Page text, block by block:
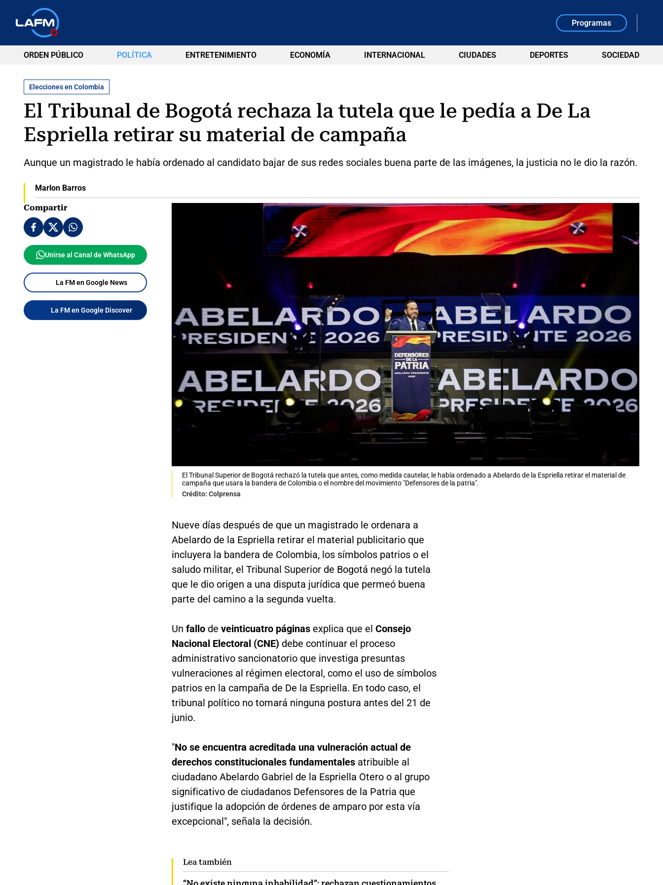
Programas
ORDEN PÚBLICO POLÍTICA ENTRETENIMIENTO ECONOMÍA INTERNACIONAL CIUDADES DEPORTES SOCIEDAD
Elecciones en Colombia
El Tribunal de Bogotá rechaza la tutela que le pedía a De La
Espriella retirar su material de campaña
Aunque un magistrado le había ordenado al candidato bajar de sus redes sociales buena parte de las imágenes, la justicia no le dio la razón.
Marlon Barros
Compartir
Unirse al Canal de WhatsApp
La FM en Google News
La FM en Google Discover
El Tribunal Superior de Bogotá rechazó la tutela que antes, como medida cautelar, le había ordenado a Abelardo de la Espriella retirar el material de
campaña que usara la bandera de Colombia o el nombre del movimiento "Defensores de la patria".
Crédito: Colprensa
Nueve días después de que un magistrado le ordenara a
Abelardo de la Espriella retirar el material publicitario que
incluyera la bandera de Colombia, los símbolos patrios o el
saludo militar, el Tribunal Superior de Bogotá negó la tutela
que le dio origen a una disputa jurídica que permeó buena
parte del camino a la segunda vuelta.
Un fallo de veinticuatro páginasexplica que el Consejo
Nacional Electoral (CNE) debe continuar el proceso
administrativo sancionatorio que investiga presuntas
vulneraciones al régimen electoral, como el uso de símbolos
patrios en la campaña de De la Espriella. En todo caso, el
tribunal político no tomará ninguna postura antes del 21 de
junio.
"No se encuentra acreditada una vulneración actual de
derechos constitucionales fundamentalesatribuible al
ciudadano Abelardo Gabriel de la Espriella Otero o al grupo
significativo de ciudadanos Defensores de la Patria que
justifique la adopción de órdenes de amparo por esta vía
excepcional", señala la decisión.
Lea también